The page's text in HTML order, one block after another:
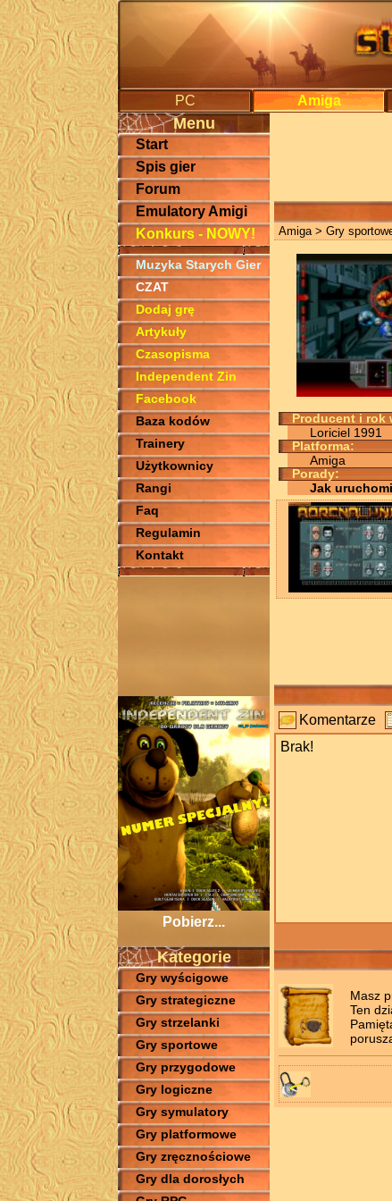
PC Amiga
Menu
Start
Spis gier
Forum
Emulatory Amigi
Konkurs - NOWY!
Muzyka Starych Gier
CZAT
Dodaj grę
Artykuły
Czasopisma
Independent Zin
Facebook
Baza kodów
Trainery
Użytkownicy
Rangi
Faq
Regulamin
Kontakt
Pobierz...
Kategorie
Gry wyścigowe
Gry strategiczne
Gry strzelanki
Gry sportowe
Gry przygodowe
Gry logiczne
Gry symulatory
Gry platformowe
Gry zręcznościowe
Gry dla dorosłych
Amiga> Gry
Producent i rok
Loriciel 1991
Platforma:
Amiga
Porady:
Jak
Komentarze
Brak!
Masz
Ten